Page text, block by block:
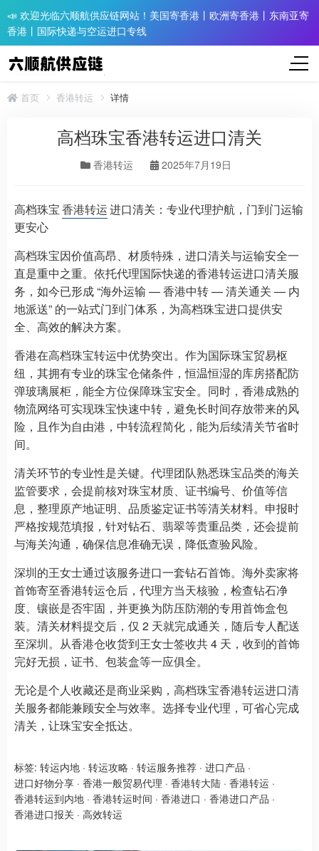
📣 欢迎光临六顺航供应链网站！美国寄香港丨欧洲寄香港丨东南亚寄
香港丨国际快递与空运进口专线
首页 香港转运 详情
高档珠宝香港转运进口清关
香港转运 2025年7月19日
高档珠宝香港转运进口清关：专业代理护航，门到门运输
更安心
高档珠宝因价值高昂、材质特殊，进口清关与运输安全一
直是重中之重。依托代理国际快递的香港转运进口清关服
务，如今已形成 “海外运输 — 香港中转 — 清关通关 — 内
地派送” 的一站式门到门体系，为高档珠宝进口提供安
全、高效的解决方案。
香港在高档珠宝转运中优势突出。作为国际珠宝贸易枢
纽，其拥有专业的珠宝仓储条件，恒温恒湿的库房搭配防
弹玻璃展柜，能全方位保障珠宝安全。同时，香港成熟的
物流网络可实现珠宝快速中转，避免长时间存放带来的风
险，且作为自由港，中转流程简化，能为后续清关节省时
间。
清关环节的专业性是关键。代理团队熟悉珠宝品类的海关
监管要求，会提前核对珠宝材质、证书编号、价值等信
息，整理原产地证明、品质鉴定证书等清关材料。申报时
严格按规范填报，针对钻石、翡翠等贵重品类，还会提前
与海关沟通，确保信息准确无误，降低查验风险。
深圳的王女士通过该服务进口一套钻石首饰。海外卖家将
首饰寄至香港转运仓后，代理方当天核验，检查钻石净
度、镶嵌是否牢固，并更换为防压防潮的专用首饰盒包
装。清关材料提交后，仅 2 天就完成通关，随后专人配送
至深圳。从香港仓收货到王女士签收共 4 天，收到的首饰
完好无损，证书、包装盒等一应俱全。
无论是个人收藏还是商业采购，高档珠宝香港转运进口清
关服务都能兼顾安全与效率。选择专业代理，可省心完成
清关，让珠宝安全抵达。
标签: 转运内地 · 转运攻略 · 转运服务推荐 · 进口产品 ·
进口好物分享 · 香港一般贸易代理 · 香港转大陆 · 香港转运 ·
香港转运到内地 · 香港转运时间 · 香港进口 · 香港进口产品 ·
香港进口报关 · 高效转运